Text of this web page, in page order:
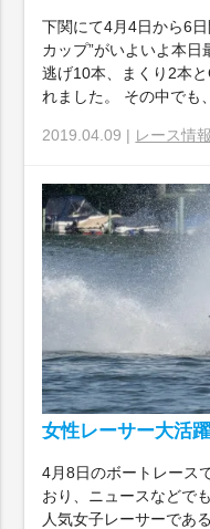
下関にて4月4日から6
カップ”がいよいよ本日
逃げ10本、まくり2本
れました。 その中でも
2019.04.09 | レース情報
女性レーサー大活
4月8日のボートレース
おり、ニュースなどで
人気女子レーサーであ